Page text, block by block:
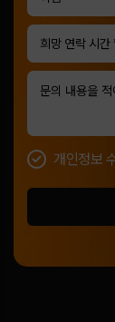
희망 연락 시간
개인정보